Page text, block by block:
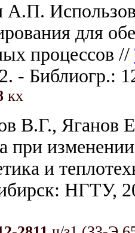
для
процессов //
- Библиогр.:
кх
В.Г., Яганов
при
и
НГТУ,